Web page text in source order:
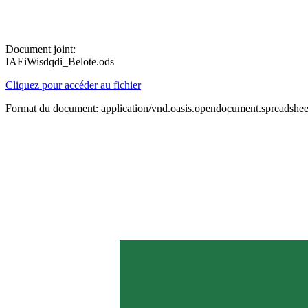
Document joint:
IAEiWisdqdi_Belote.ods
Cliquez pour accéder au fichier
Format du document: application/